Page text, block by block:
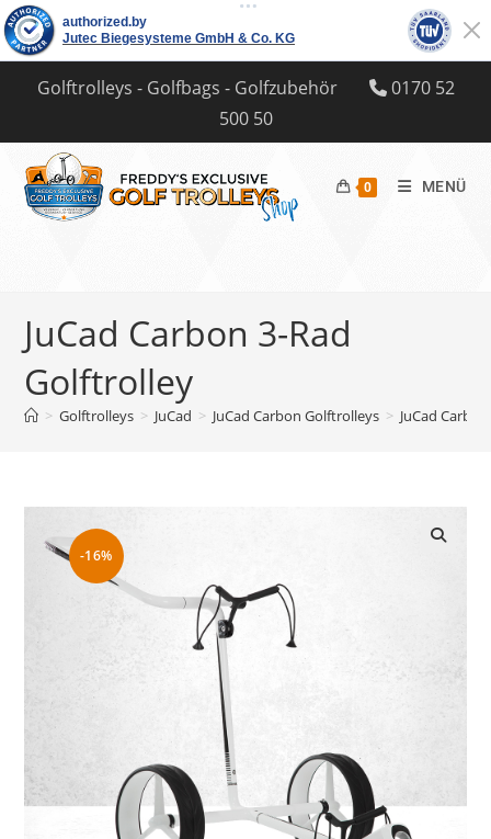
InhaltGolftrolleys - Golfbags - Golfzubehör
0170 52
500 50
0 MENÜ
JuCad Carbon 3-Rad
Golftrolley
> Golftrolleys > JuCad > JuCad Carbon Golftrolleys > JuCad
-16%